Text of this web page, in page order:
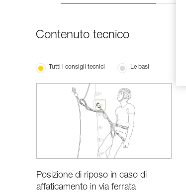
Contenuto tecnico
Tutti i consigli tecnici Le basi
Posizione di riposo in caso di
affaticamento in via ferrata